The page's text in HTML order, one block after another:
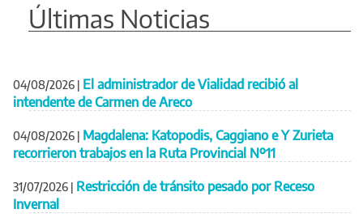
Últimas Noticias
04/08/2026 | El administrador de Vialidad recibió al
intendente de Carmen de Areco
04/08/2026 | Magdalena: Katopodis, Caggiano e Y Zurieta
recorrieron trabajos en la Ruta Provincial Nº11
31/07/2026 | Restricción de tránsito pesado por Receso
Invernal